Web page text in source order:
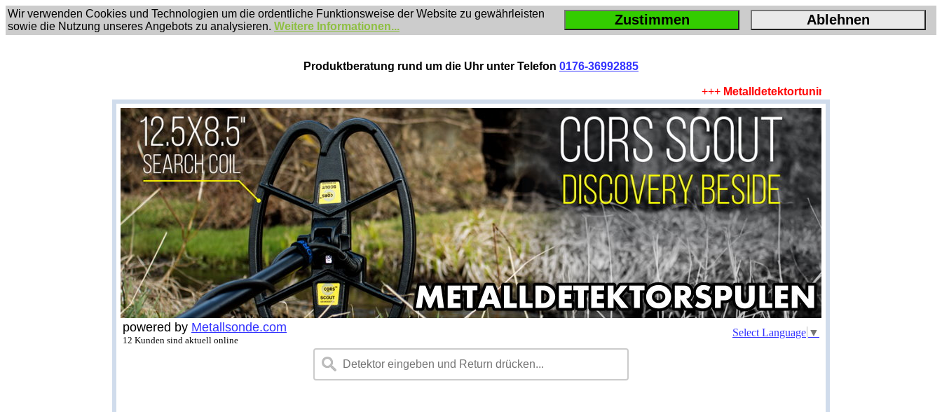
Wir verwenden Cookies und Technologien um die ordentliche Funktionsweise der Website zu gewährleisten
sowie die Nutzung unseres Angebots zu analysieren. Weitere Informationen... Zustimmen Ablehnen
Produktberatung rund um die Uhr unter Telefon 0176-36992885
+++Metalldetektortuning! Mehr Tiefe, mehr
powered by Metallsonde.com
12 Kunden sind aktuell online
Select Language ▼